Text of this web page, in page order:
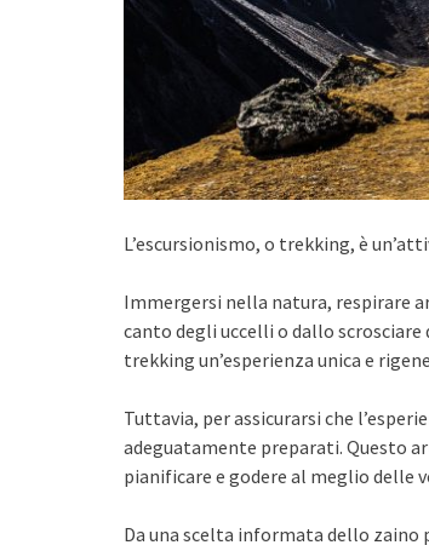
L’escursionismo, o trekking, è
Immergersi nella natura, respirare
canto degli uccelli o dallo
trekking un’esperienza unica e
Tuttavia, per assicurarsi che
adeguatamente preparati. Questo
pianificare e godere al meglio delle
Da una scelta informata dello